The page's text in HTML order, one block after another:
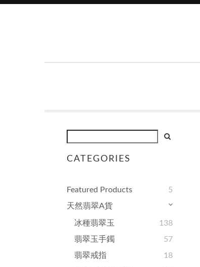
CATEGORIES
Featured Products
5
天然翡翠A貨
冰種翡翠玉
138
翡翠玉手鐲
57
翡翠戒指
18